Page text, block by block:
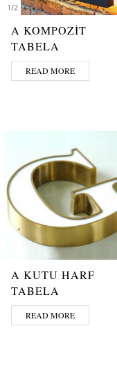
1/2
A KOMPOZİT
TABELA
READ MORE
A KUTU HARF
TABELA
READ MORE